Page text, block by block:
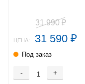
31 990 ₽
ЦЕНА: 31 590 ₽
Под заказ
- +